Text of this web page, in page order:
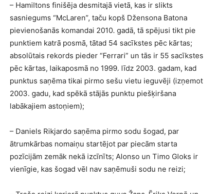
– Hamiltons finišēja desmitajā vietā, kas ir slikts
sasniegums “McLaren”, taču kopš Džensona Batona
pievienošanās komandai 2010. gadā, tā spējusi tikt pie
punktiem katrā posmā, tātad 54 sacīkstes pēc kārtas;
absolūtais rekords pieder “Ferrari” un tās ir 55 sacīkstes
pēc kārtas, laikaposmā no 1999. līdz 2003. gadam, kad
punktus saņēma tikai pirmo sešu vietu ieguvēji (izņemot
2003. gadu, kad spēkā stājās punktu piešķiršana
labākajiem astoņiem);
– Daniels Rikjardo saņēma pirmo sodu šogad, par
ātrumkārbas nomaiņu startējot par piecām starta
pozīcijām zemāk nekā izcīnīts; Alonso un Timo Gloks ir
vienīgie, kas šogad vēl nav saņēmuši sodu ne reizi;